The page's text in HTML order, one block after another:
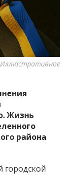
о событиях
и области.
Жизнь
района
городской